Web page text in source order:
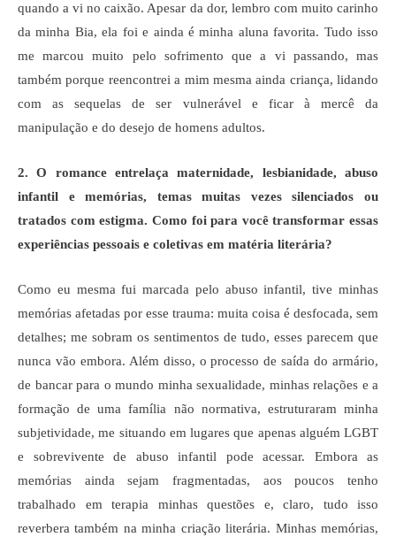
quando a vi no caixão. Apesar da dor, lembro com muito carinho
da minha Bia, ela foi e ainda é minha aluna favorita. Tudo isso
me marcou muito pelo sofrimento que a vi passando, mas
também porque reencontrei a mim mesma ainda criança, lidando
com as sequelas de ser vulnerável e ficar à mercê da
manipulação e do desejo de homens adultos.
2. O romance entrelaça maternidade, lesbianidade, abuso
infantil e memórias, temas muitas vezes silenciados ou
tratados com estigma. Como foi para você transformar essas
experiências pessoais e coletivas em matéria literária?
Como eu mesma fui marcada pelo abuso infantil, tive minhas
memórias afetadas por esse trauma: muita coisa é desfocada, sem
detalhes; me sobram os sentimentos de tudo, esses parecem que
nunca vão embora. Além disso, o processo de saída do armário,
de bancar para o mundo minha sexualidade, minhas relações e a
formação de uma família não normativa, estruturaram minha
subjetividade, me situando em lugares que apenas alguém LGBT
e sobrevivente de abuso infantil pode acessar. Embora as
memórias ainda sejam fragmentadas, aos poucos tenho
trabalhado em terapia minhas questões e, claro, tudo isso
reverbera também na minha criação literária. Minhas memórias,